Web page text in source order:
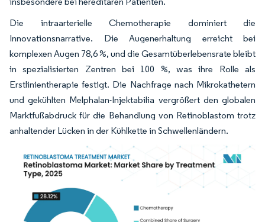
Die intraarterielle Chemotherapie dominiert die
Innovationsnarrative. Die Augenerhaltung erreicht bei
komplexen Augen 78,6 %, und die Gesamtüberlebensrate bleibt
in spezialisierten Zentren bei 100 %, was ihre Rolle als
Erstlinientherapie festigt. Die Nachfrage nach Mikrokathetern
und gekühlten Melphalan-Injektabilia vergrößert den globalen
Marktfußabdruck für die Behandlung von Retinoblastom trotz
anhaltender Lücken in der Kühlkette in Schwellenländern.